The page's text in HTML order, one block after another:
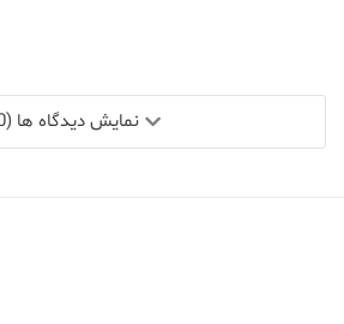
نمایش دیدگاه ها (0)